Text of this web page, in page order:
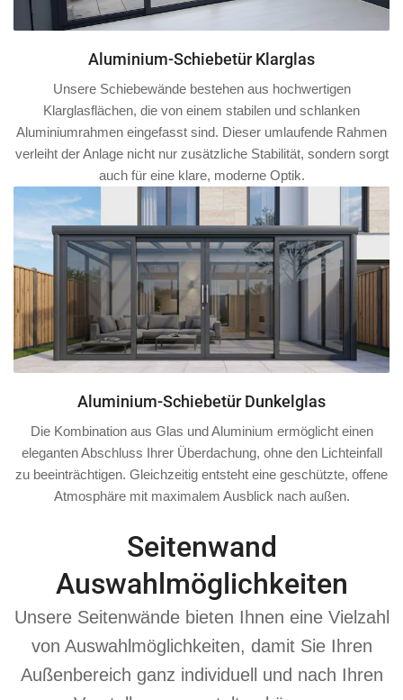
Aluminium-Schiebetür Klarglas
Unsere Schiebewände bestehen aus hochwertigen
Klarglasflächen, die von einem stabilen und schlanken
Aluminiumrahmen eingefasst sind. Dieser umlaufende Rahmen
verleiht der Anlage nicht nur zusätzliche Stabilität, sondern sorgt
auch für eine klare, moderne Optik.
Aluminium-Schiebetür Dunkelglas
Die Kombination aus Glas und Aluminium ermöglicht einen
eleganten Abschluss Ihrer Überdachung, ohne den Lichteinfall
zu beeinträchtigen. Gleichzeitig entsteht eine geschützte, offene
Atmosphäre mit maximalem Ausblick nach außen.
Seitenwand
Auswahlmöglichkeiten
Unsere Seitenwände bieten Ihnen eine Vielzahl
von Auswahlmöglichkeiten, damit Sie Ihren
Außenbereich ganz individuell und nach Ihren